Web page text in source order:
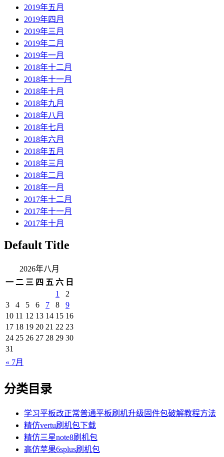
2019年五月
2019年四月
2019年三月
2019年二月
2019年一月
2018年十二月
2018年十一月
2018年十月
2018年九月
2018年八月
2018年七月
2018年六月
2018年五月
2018年三月
2018年二月
2018年一月
2017年十二月
2017年十一月
2017年十月
Default Title
2026年八月
一 二 三 四 五 六 日
« 7月
1
2
3
4 5 6 7 8
9
10 11 12 13 14 15 16
17 18 19 20 21 22 23
24 25 26 27 28 29 30
31
分类目录
学习平板改正常普通平板刷机升级固件包破解教程方法
精仿vertu刷机包下载
精仿三星note8刷机包
高仿苹果6splus刷机包